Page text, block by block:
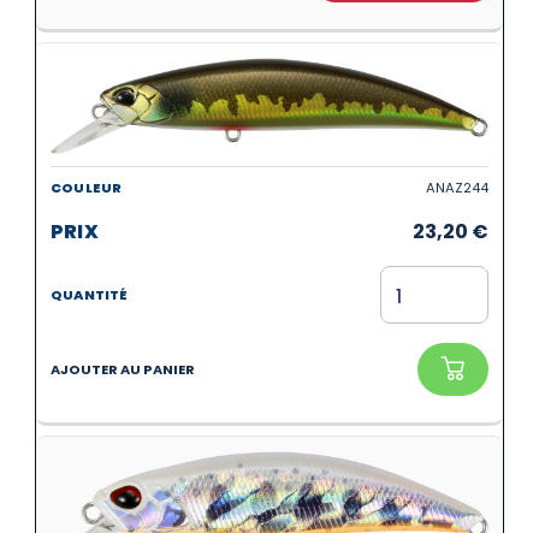
ANAZ244
23,20 €